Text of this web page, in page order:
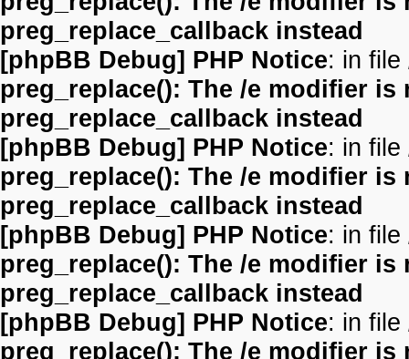
preg_replace_callback instead
[phpBB Debug] PHP Notice: in file
preg_replace(): The /e modifier
preg_replace_callback instead
[phpBB Debug] PHP Notice: in file
preg_replace(): The /e modifier
preg_replace_callback instead
[phpBB Debug] PHP Notice: in file
preg_replace(): The /e modifier
preg_replace_callback instead
[phpBB Debug] PHP Notice: in file
preg_replace(): The /e modifier